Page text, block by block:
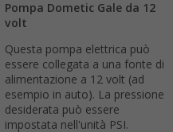
Pompa Dometic Gale da 12
volt
Questa pompa elettrica può
essere collegata a una fonte di
alimentazione a 12 volt (ad
esempio in auto). La pressione
desiderata può essere
impostata nell'unità PSI.